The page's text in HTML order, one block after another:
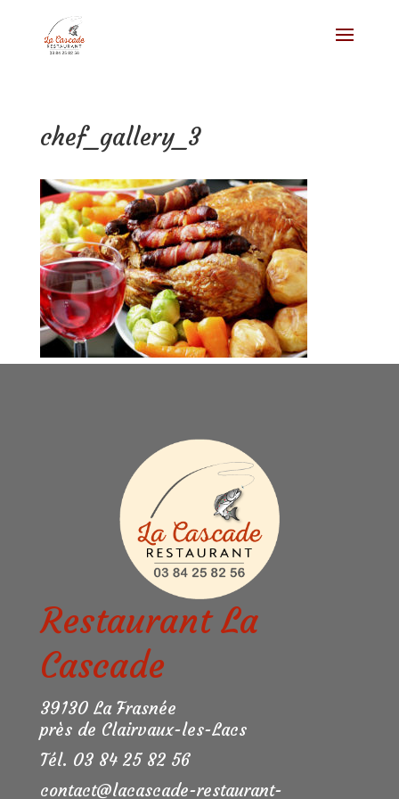
chef_gallery_3
Restaurant La
Cascade
39130 La Frasnée
près de Clairvaux-les-Lacs
Tél. 03 84 25 82 56
contact@lacascade-restaurant-